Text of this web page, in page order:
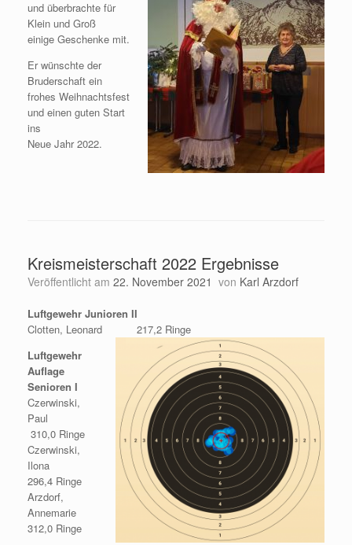
und überbrachte für
Klein und Groß
einige Geschenke mit.
Er wünschte der
Bruderschaft ein
frohes Weihnachtsfest
und einen guten Start
ins
Neue Jahr 2022.
Kreismeisterschaft 2022 Ergebnisse
Veröffentlicht am 22. November 2021 von Karl Arzdorf
Luftgewehr Junioren II
Clotten, Leonard 217,2 Ringe
Luftgewehr
Auflage
Senioren I
Czerwinski,
Paul
310,0 Ringe
Czerwinski,
Ilona
296,4 Ringe
Arzdorf,
Annemarie
312,0 Ringe